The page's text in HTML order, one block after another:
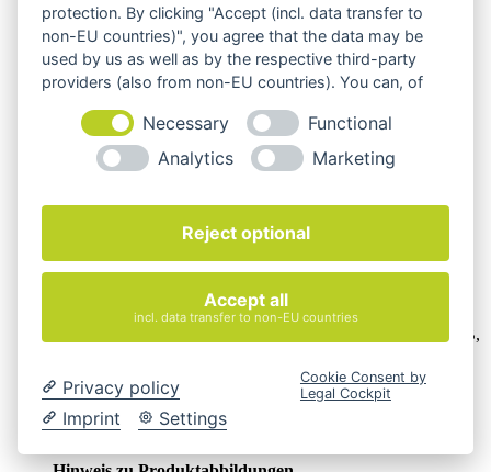
Wir verkaufen online ausschließlich an Unternehmer
§14 BGB,
Personengesellschaften, die bei Abschluss eines
Rechtsgeschäfts in Ausübung ihrer gewerblichen oder
selbständigen beruflichen Tätigkeit handeln. Wir schließen
keine Verträge mit Verbrauchern,
protection. By clicking "Accept (incl. data transfer to
non-EU countries)", you agree that the data may be
used by us as well as by the respective third-party
providers (also from non-EU countries). You can, of
Necessary
Functional
Analytics
Marketing
Reject optional
Accept all
incl. data transfer to non-EU countries
Privacy policy
Imprint
Settings
Cookie Consent by
Legal Cockpit